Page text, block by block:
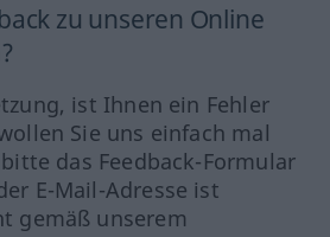
zu unseren Online
ist Ihnen ein Fehler
Sie uns einfach mal
das Feedback-Formular
E-Mail-Adresse ist
gemäß unserem